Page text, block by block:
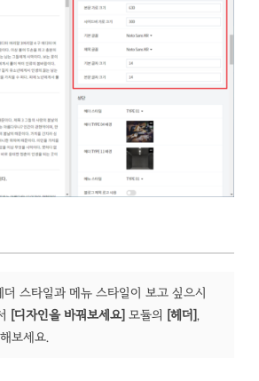
스타일과 메뉴 스타일이 보고 싶으시
[디자인을 바꿔보세요] 모듈의 [헤더],
보세요.